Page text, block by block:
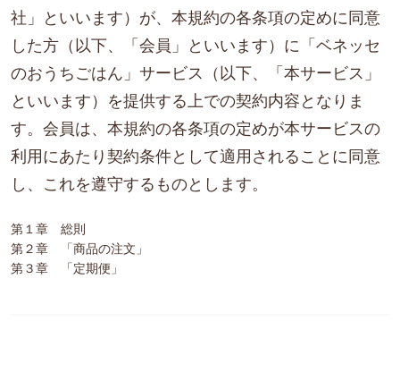
社」といいます）が、本規約の各条項の定めに同意
した方（以下、「会員」といいます）に「ベネッセ
のおうちごはん」サービス（以下、「本サービス」
といいます）を提供する上での契約内容となりま
す。会員は、本規約の各条項の定めが本サービスの
利用にあたり契約条件として適用されることに同意
し、これを遵守するものとします。
第１章 総則
第２章 「商品の注文」
第３章 「定期便」